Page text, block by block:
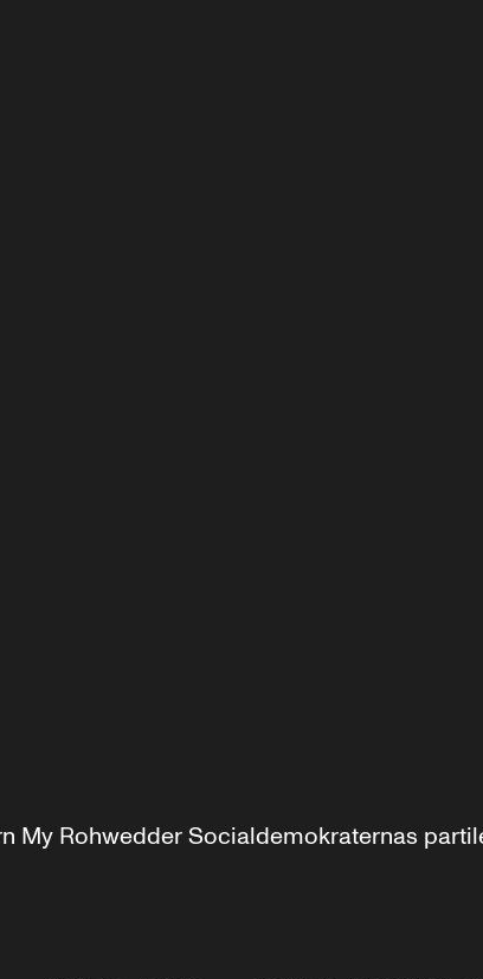
My Rohwedder Socialdemokraternas